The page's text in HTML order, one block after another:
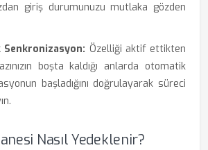
giriş durumunuzu mutlaka gözden
Özelliği aktif ettikten
boşta kaldığı anlarda otomatik
başladığını doğrulayarak süreci
Nasıl Yedeklenir?